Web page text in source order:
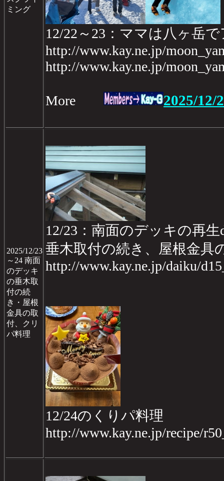
ミング
12/22～23：ママは八ヶ岳
http://www.kay.ne.jp/
http://www.kay.ne.jp/
More 2025/12/
2025/12/23
～24 南面
のデッキ
の垂木取
付の続
き・屋根
金具の取
付、クリ
パ料理
12/23：南面のデッキの再生
垂木取付の続き、屋根金具
http://www.kay.ne.jp/daiku/
12/24のくりパ料理
http://www.kay.ne.jp/recipe/